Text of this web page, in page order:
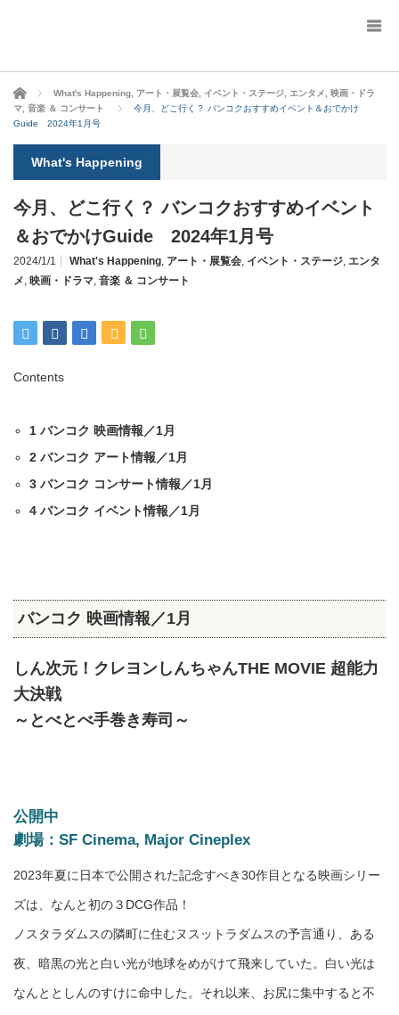
ホーム What's Happening アート・展覧会 イベント・ステージ エンタメ
映画・ドラ
マ 音楽 ＆ コンサート
今月、どこ行く？ バンコクおすすめイベント＆おでかけ
Guide 2024年1月号
What's Happening
今月、どこ行く？ バンコクおすすめイベント
＆おでかけGuide 2024年1月号
2024/1/1 What's Happening, アート・展覧会, イベント・ステージ, エンタ
メ, 映画・ドラマ, 音楽 ＆ コンサート
Contents
1 バンコク 映画情報／1月
2 バンコク アート情報／1月
3 バンコク コンサート情報／1月
4 バンコク イベント情報／1月
バンコク 映画情報／1月
しん次元！クレヨンしんちゃんTHE MOVIE 超能力
大決戦
～とべとべ手巻き寿司～
公開中
劇場：SF Cinema, Major Cineplex
2023年夏に日本で公開された記念すべき30作目となる映画シリー
ズは、なんと初の３DCG作品！
ノスタラダムスの隣町に住むヌスットラダムスの予言通り、ある
夜、暗黒の光と白い光が地球をめがけて飛来していた。白い光は
なんととしんのすけに命中した。それ以来、お尻に集中すると不